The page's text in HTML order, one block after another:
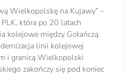
Wielkopolskę na Kujawy” –
która po 20 latach
kolejowe między Gołańczą
linii kolejowej
i granicą Wielkopolski
zakończy się pod koniec